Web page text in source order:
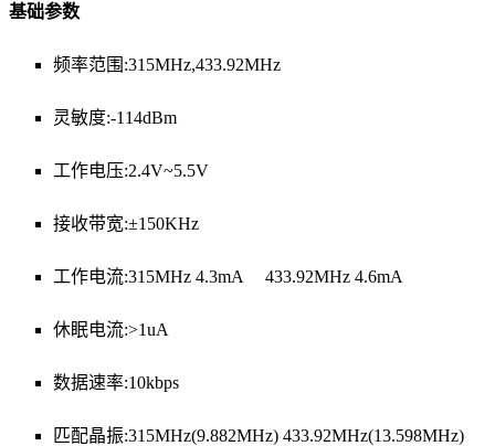
基础参数
频率范围:315MHz,433.92MHz
灵敏度:-114dBm
工作电压:2.4V~5.5V
接收带宽:±150KHz
工作电流:315MHz 4.3mA 433.92MHz 4.6mA
休眠电流:>1uA
数据速率:10kbps
匹配晶振:315MHz(9.882MHz) 433.92MHz(13.598MHz)